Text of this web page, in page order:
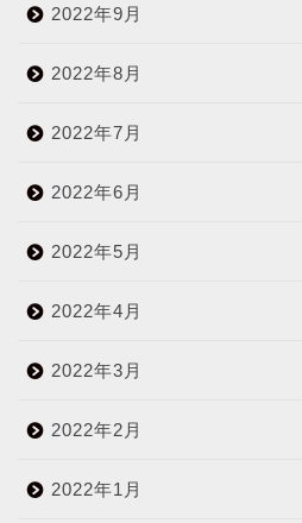
2022年9月
2022年8月
2022年7月
2022年6月
2022年5月
2022年4月
2022年3月
2022年2月
2022年1月